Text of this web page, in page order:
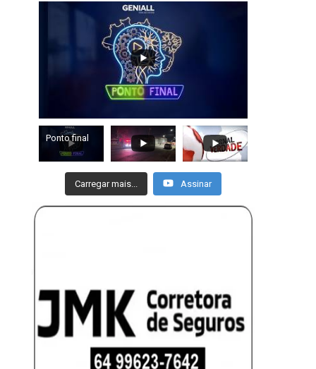
Ponto final
Carregar mais... Assinar